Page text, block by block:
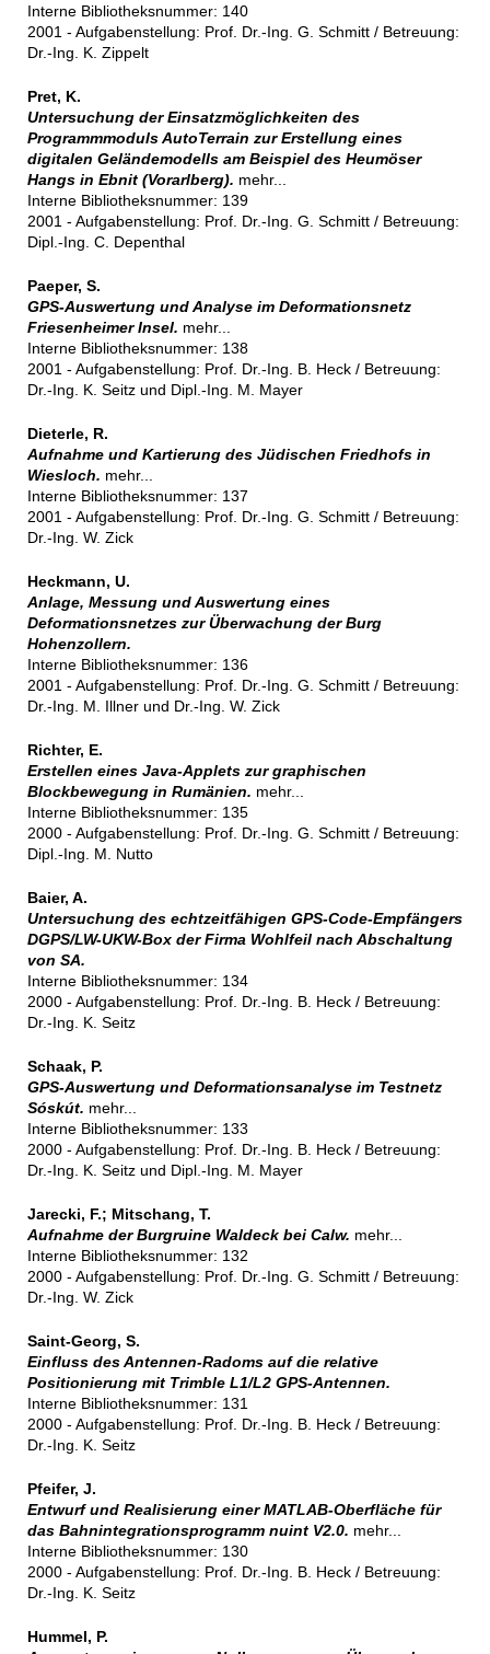
Interne Bibliotheksnummer: 140
2001 - Aufgabenstellung: Prof. Dr.-Ing. G. Schmitt / Betreuung:
Dr.-Ing. K. Zippelt
Pret, K.
Untersuchung der Einsatzmöglichkeiten des
Programmmoduls AutoTerrain zur Erstellung eines
digitalen Geländemodells am Beispiel des Heumöser
Hangs in Ebnit (Vorarlberg). mehr...
Interne Bibliotheksnummer: 139
2001 - Aufgabenstellung: Prof. Dr.-Ing. G. Schmitt / Betreuung:
Dipl.-Ing. C. Depenthal
Paeper, S.
GPS-Auswertung und Analyse im Deformationsnetz
Friesenheimer Insel. mehr...
Interne Bibliotheksnummer: 138
2001 - Aufgabenstellung: Prof. Dr.-Ing. B. Heck / Betreuung:
Dr.-Ing. K. Seitz und Dipl.-Ing. M. Mayer
Dieterle, R.
Aufnahme und Kartierung des Jüdischen Friedhofs in
Wiesloch. mehr...
Interne Bibliotheksnummer: 137
2001 - Aufgabenstellung: Prof. Dr.-Ing. G. Schmitt / Betreuung:
Dr.-Ing. W. Zick
Heckmann, U.
Anlage, Messung und Auswertung eines
Deformationsnetzes zur Überwachung der Burg
Hohenzollern.
Interne Bibliotheksnummer: 136
2001 - Aufgabenstellung: Prof. Dr.-Ing. G. Schmitt / Betreuung:
Dr.-Ing. M. Illner und Dr.-Ing. W. Zick
Richter, E.
Erstellen eines Java-Applets zur graphischen
Blockbewegung in Rumänien. mehr...
Interne Bibliotheksnummer: 135
2000 - Aufgabenstellung: Prof. Dr.-Ing. G. Schmitt / Betreuung:
Dipl.-Ing. M. Nutto
Baier, A.
Untersuchung des echtzeitfähigen GPS-Code-Empfängers
DGPS/LW-UKW-Box der Firma Wohlfeil nach Abschaltung
von SA.
Interne Bibliotheksnummer: 134
2000 - Aufgabenstellung: Prof. Dr.-Ing. B. Heck / Betreuung:
Dr.-Ing. K. Seitz
Schaak, P.
GPS-Auswertung und Deformationsanalyse im Testnetz
Sóskút. mehr...
Interne Bibliotheksnummer: 133
2000 - Aufgabenstellung: Prof. Dr.-Ing. B. Heck / Betreuung:
Dr.-Ing. K. Seitz und Dipl.-Ing. M. Mayer
Jarecki, F.; Mitschang, T.
Aufnahme der Burgruine Waldeck bei Calw. mehr...
Interne Bibliotheksnummer: 132
2000 - Aufgabenstellung: Prof. Dr.-Ing. G. Schmitt / Betreuung:
Dr.-Ing. W. Zick
Saint-Georg, S.
Einfluss des Antennen-Radoms auf die relative
Positionierung mit Trimble L1/L2 GPS-Antennen.
Interne Bibliotheksnummer: 131
2000 - Aufgabenstellung: Prof. Dr.-Ing. B. Heck / Betreuung:
Dr.-Ing. K. Seitz
Pfeifer, J.
Entwurf und Realisierung einer MATLAB-Oberfläche für
das Bahnintegrationsprogramm nuint V2.0. mehr...
Interne Bibliotheksnummer: 130
2000 - Aufgabenstellung: Prof. Dr.-Ing. B. Heck / Betreuung:
Dr.-Ing. K. Seitz
Hummel, P.